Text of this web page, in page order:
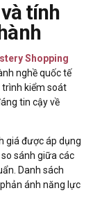
tính
Shopping
nghề quốc tế
trình kiểm soát
tin cậy về
giá được áp dụng
sánh giữa các
Danh sách
ánh năng lực